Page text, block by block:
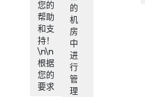
您的
帮助
和支
持！
\n\n​
根据
您的
要求
的
机
房
中
进
行
管
理